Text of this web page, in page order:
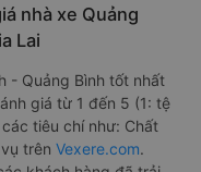
nhà xe Quảng
Lai
- Quảng Bình tốt nhất
giá từ 1 đến 5 (1: tệ
tiêu chí như: Chất
trên Vexere.com.